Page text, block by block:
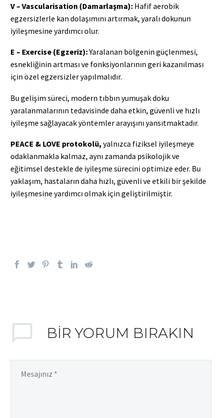
V – Vascularisation (Damarlaşma): Hafif aerobik
egzersizlerle kan dolaşımını artırmak, yaralı dokunun
iyileşmesine yardımcı olur.
E – Exercise (Egzeriz):Yaralanan bölgenin güçlenmesi,
esnekliğinin artması ve fonksiyonlarının geri kazanılması
için özel egzersizler yapılmalıdır.
Bu gelişim süreci, modern tıbbın yumuşak doku
yaralanmalarının tedavisinde daha etkin, güvenli ve hızlı
iyileşme sağlayacak yöntemler arayışını yansıtmaktadır.
PEACE & LOVE protokolü, yalnızca fiziksel iyileşmeye
odaklanmakla kalmaz, aynı zamanda psikolojik ve
eğitimsel destekle de iyileşme sürecini optimize eder. Bu
yaklaşım, hastaların daha hızlı, güvenli ve etkili bir şekilde
iyileşmesine yardımcı olmak için geliştirilmiştir.
BIR YORUM BIRAKIN